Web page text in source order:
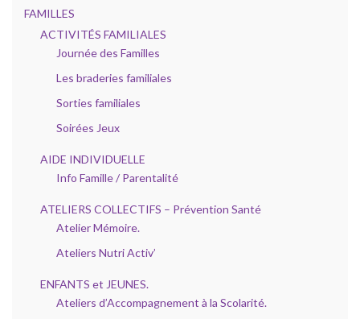
FAMILLES
ACTIVITÉS FAMILIALES
Journée des Familles
Les braderies familiales
Sorties familiales
Soirées Jeux
AIDE INDIVIDUELLE
Info Famille / Parentalité
ATELIERS COLLECTIFS – Prévention Santé
Atelier Mémoire.
Ateliers Nutri Activ’
ENFANTS et JEUNES.
Ateliers d’Accompagnement à la Scolarité.